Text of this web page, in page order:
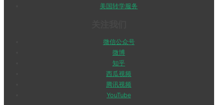
美国转学服务
微信公众号
微博
知乎
西瓜视频
腾讯视频
YouTube